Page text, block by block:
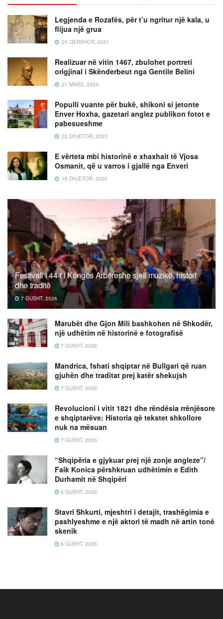
Legjenda e Rozafës, për t’u ngritur një kala, u
flijua një grua
25 QERSHOR, 2021
Realizuar në vitin 1467, zbulohet portreti
origjinal i Skënderbeut nga Gentile Belini
21 MARS, 2024
Populli vuante për bukë, shikoni si jetonte
Enver Hoxha, gazetari anglez publikon fotot e
pabesueshme
22 DHJETOR, 2020
E vërteta mbi historinë e xhaxhait të Vjosa
Osmanit, që u varros i gjallë nga Enveri
18 DHJETOR, 2020
Festivali i 44-t i Këngës Arbëreshe sjell muzikë, histori
dhe traditë
7 GUSHT, 2026
Marubët dhe Gjon Mili bashkohen në Shkodër,
një udhëtim në historinë e fotografisë
7 GUSHT, 2026
Mandrica, fshati shqiptar në Bullgari që ruan
gjuhën dhe traditat prej katër shekujsh
7 GUSHT, 2026
Revolucioni i vitit 1821 dhe rëndësia rrënjësore
e shqiptarëve: Historia që tekstet shkollore
nuk na mësuan
7 GUSHT, 2026
“Shqipëria e gjykuar prej një zonje angleze”/
Faik Konica përshkruan udhëtimin e Edith
Durhamit në Shqipëri
6 GUSHT, 2026
Stavri Shkurti, mjeshtri i detajit, trashëgimia e
pashlyeshme e një aktori të madh në artin tonë
skenik
6 GUSHT, 2026